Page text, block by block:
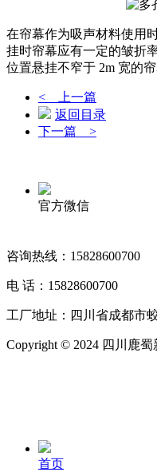
在帘幕作为吸声材料使用
挂时帘幕应有一定的皱折
位置悬挂不窄于 2m 宽的帘
< 上一篇
返回目录
下一篇 >
官方微信
咨询热线：15828600700
电 话：15828600700
工厂地址：四川省成都市
Copyright © 2024 四川鹿蜀
首页